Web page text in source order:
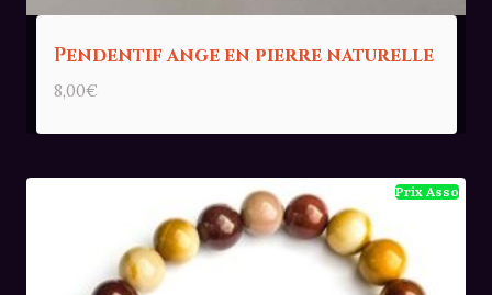
Pendentif ange en pierre naturelle
8,00€